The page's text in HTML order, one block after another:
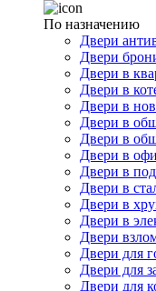
По назначению
Двери
Двери
Двери в
Двери в
Двери в
Двери в
Двери в
Двери в
Двери в
Двери в
Двери в
Двери в
Двери
Двери для
Двери для
Двери для